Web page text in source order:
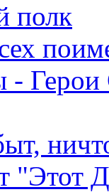
полк
Герои
"Этот